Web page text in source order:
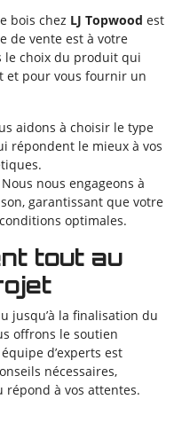
bois chez LJ Topwood est
de vente est à votre
le choix du produit qui
et pour vous fournir un
aidons à choisir le type
répondent le mieux à vos
Nous nous engageons à
garantissant que votre
optimales.
tout au
jusqu’à la finalisation du
offrons le soutien
d’experts est
nécessaires,
à vos attentes.